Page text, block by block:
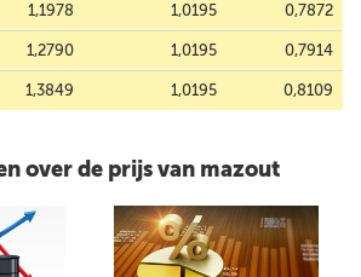
1,1978 1,0195 0,7872
1,2790 1,0195 0,7914
1,3849 1,0195 0,8109
over de prijs van mazout